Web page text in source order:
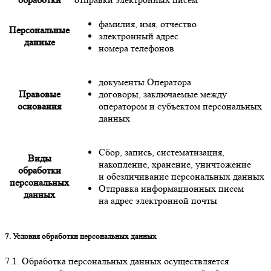
Персональные
данные
фамилия, имя, отчество
электронный адрес
номера телефонов
Правовые
основания
документы Оператора
договоры, заключаемые между
оператором и субъектом персональных
данных
Виды
обработки
персональных
данных
Сбор, запись, систематизация,
накопление, хранение, уничтожение
и обезличивание персональных данных
Отправка информационных писем
на адрес электронной почты
7. Условия обработки персональных данных
7.1. Обработка персональных данных осуществляется